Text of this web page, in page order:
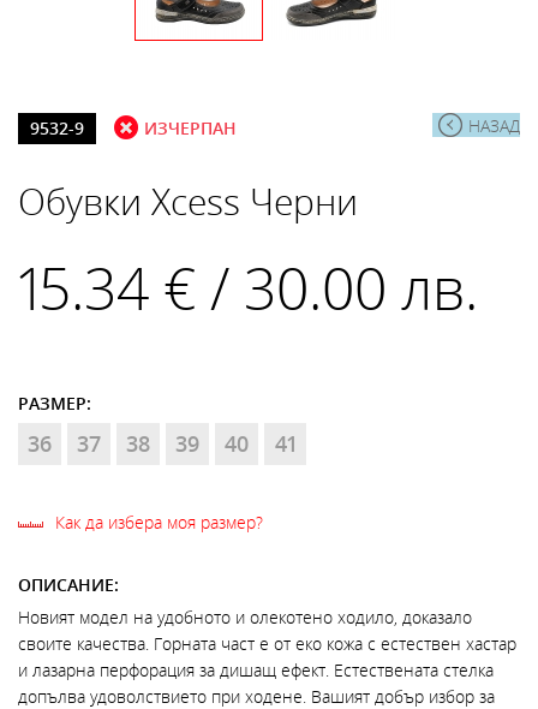
НАЗАД
9532-9 ИЗЧЕРПАН
Обувки Xcess Черни
15.34 € / 30.00 лв.
РАЗМЕР:
36 37 38 39 40 41
Как да избера моя размер?
ОПИСАНИЕ:
Новият модел на удобното и олекотено ходило, доказало
своите качества. Горната част е от еко кожа с естествен хастар
и лазарна перфорация за дишащ ефект. Естествената стелка
допълва удоволствието при ходене. Вашият добър избор за